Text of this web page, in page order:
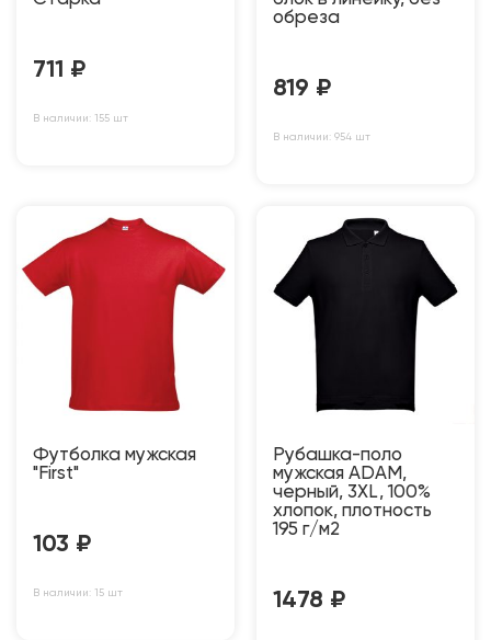
711 ₽
В наличии: 155 шт
обреза
819 ₽
В наличии: 954 шт
Футболка мужская
"First"
103 ₽
В наличии: 15 шт
Рубашка-поло
мужская ADAM,
черный, 3XL, 100%
хлопок, плотность
195 г/м2
1478 ₽